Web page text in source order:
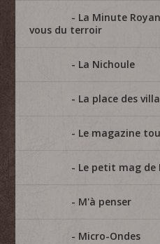
La Minute
vous du terroir
La Nichoule
La place des
Le magazine
Le petit mag de
M'à penser
Micro-Ondes